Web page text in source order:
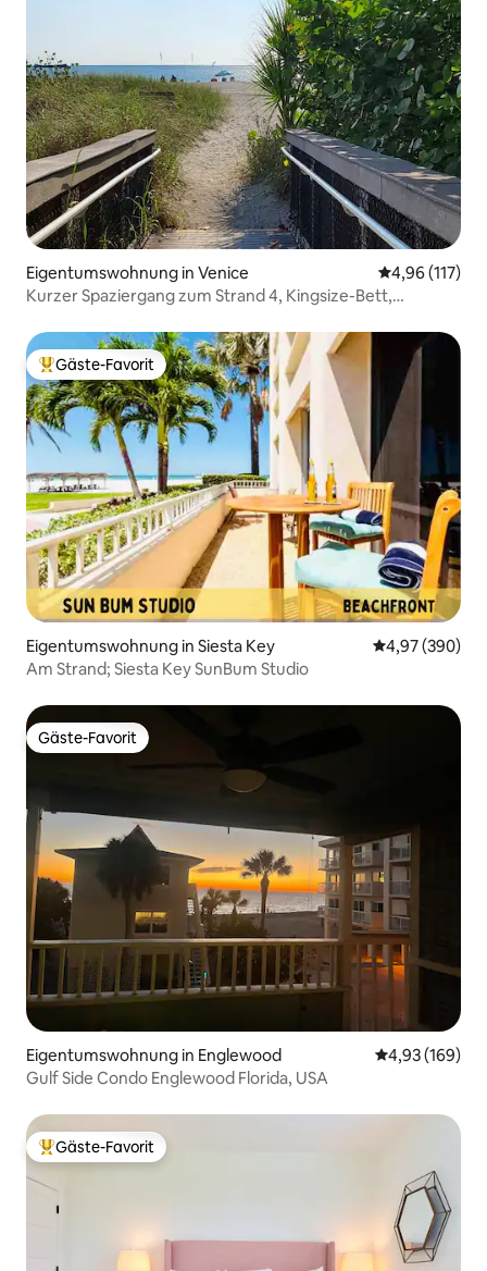
Eigentumswohnung in Venice
4,96 (117)
Kurzer Spaziergang zum Strand 4, Kingsize-Bett,
Beliebter Gäste-Favorit.
Gäste-Favorit
Eigentumswohnung in Siesta Key
4,97 (390)
Am Strand; Siesta Key SunBum Studio
Gäste-Favorit
Gäste-Favorit
Eigentumswohnung in Englewood
4,93 (169)
Gulf Side Condo Englewood Florida, USA
Beliebter Gäste-Favorit.
Gäste-Favorit